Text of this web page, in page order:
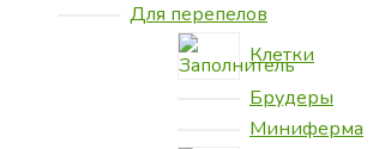
Для перепелов
Клетки
Брудеры
Миниферма